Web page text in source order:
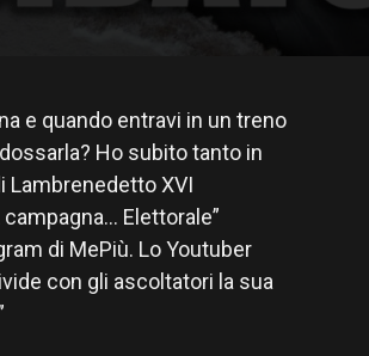
e quando entravi in un treno
Ho subito tanto in
Lambrenedetto XVI
Elettorale”
di MePiù. Lo Youtuber
con gli ascoltatori la sua